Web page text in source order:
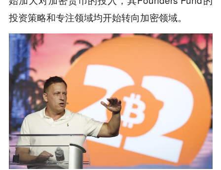
投资策略和专注领域均开始转向加密领域。